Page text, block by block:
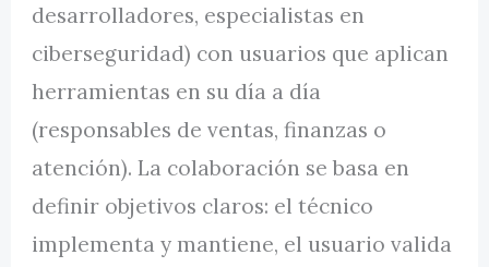
desarrolladores, especialistas en
ciberseguridad) con usuarios que aplican
herramientas en su día a día
(responsables de ventas, finanzas o
atención). La colaboración se basa en
definir objetivos claros: el técnico
implementa y mantiene, el usuario valida